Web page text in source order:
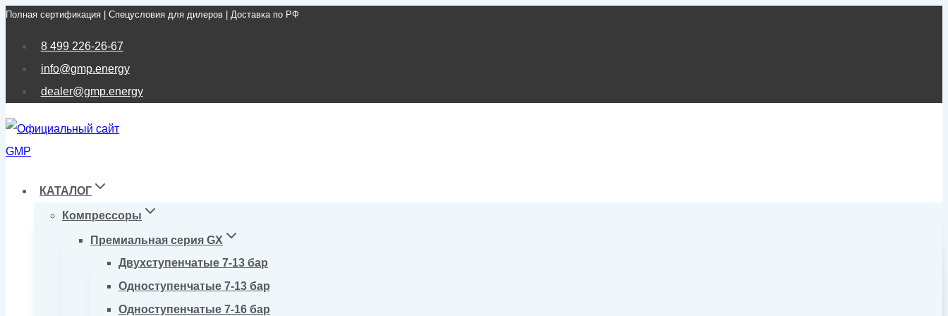
Перейти
Полная сертификация | Спецусловия для дилеров | Доставка по РФ
8 499 226-26-67
info@gmp.energy
dealer@gmp.energy
КАТАЛОГ
Компрессоры
Премиальная серия GX
Двухступенчатые 7-13 бар
Одноступенчатые 7-13 бар
Одноступенчатые 7-16 бар